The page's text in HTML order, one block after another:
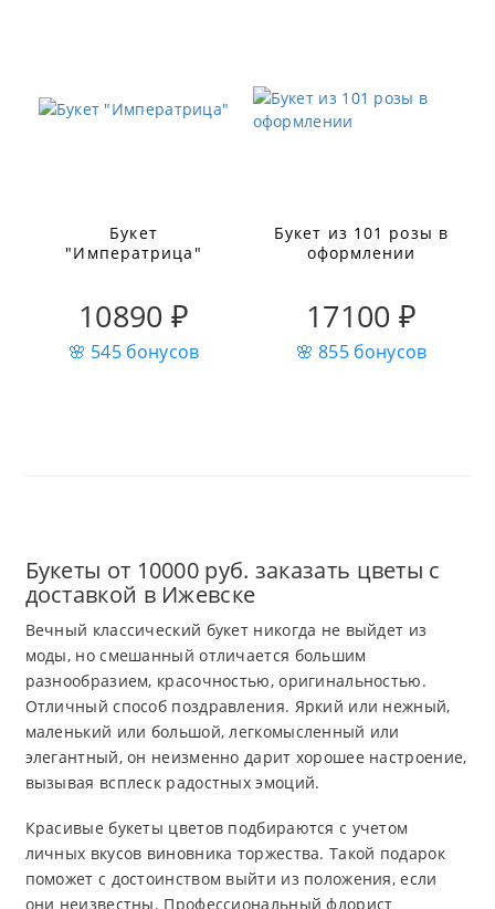
Букет
"Императрица"
10890 ₽
🌸 545 бонусов
Букет из 101 розы в
оформлении
17100 ₽
🌸 855 бонусов
Букеты от 10000 руб. заказать цветы с
доставкой в Ижевске
Вечный классический букет никогда не выйдет из
моды, но смешанный отличается большим
разнообразием, красочностью, оригинальностью.
Отличный способ поздравления. Яркий или нежный,
маленький или большой, легкомысленный или
элегантный, он неизменно дарит хорошее настроение,
вызывая всплеск радостных эмоций.
Красивые букеты цветов подбираются с учетом
личных вкусов виновника торжества. Такой подарок
поможет с достоинством выйти из положения, если
они неизвестны. Профессиональный флорист